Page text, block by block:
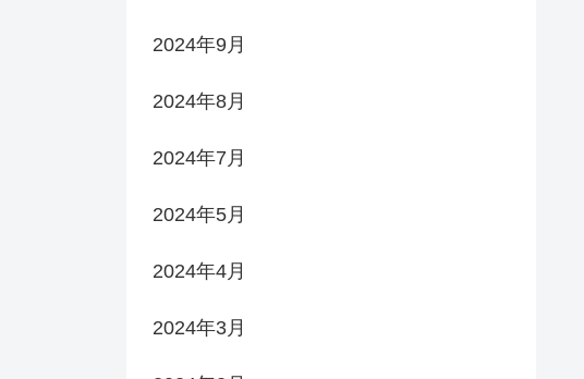
2024年9月
2024年8月
2024年7月
2024年5月
2024年4月
2024年3月